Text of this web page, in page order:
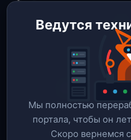
Ведутся
Мы полностью
портала, чтобы он
Скоро вернемся